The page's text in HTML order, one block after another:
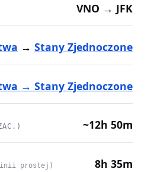
VNO → JFK
→Stany Zjednoczone
→ Stany Zjednoczone
~12h 50m
prostej) 8h 35m